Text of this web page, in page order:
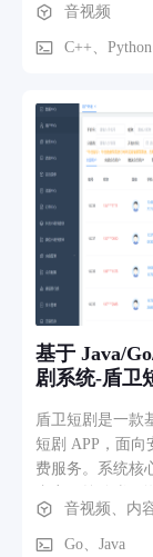
架。
音视频
C++、Python
基于 Java/
剧系统-盾卫
盾卫短剧是一款
短剧 APP，面
费服务。系统核
看、收藏追剧；
功能，满足用户
音视频、内
Go、Java